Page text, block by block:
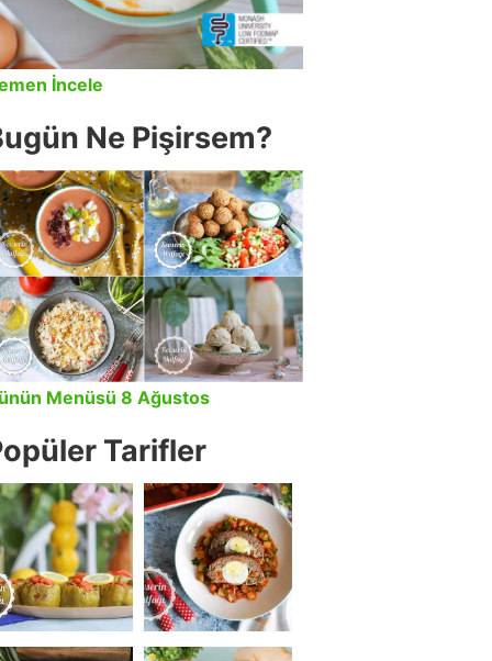
İncele
Ne Pişirsem?
Menüsü 8 Ağustos
Tarifler